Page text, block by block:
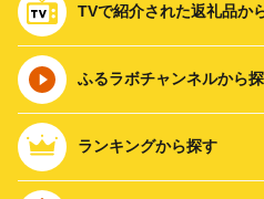
TVで紹介された返礼品か
ふるラボチャンネルから
ランキングから探す